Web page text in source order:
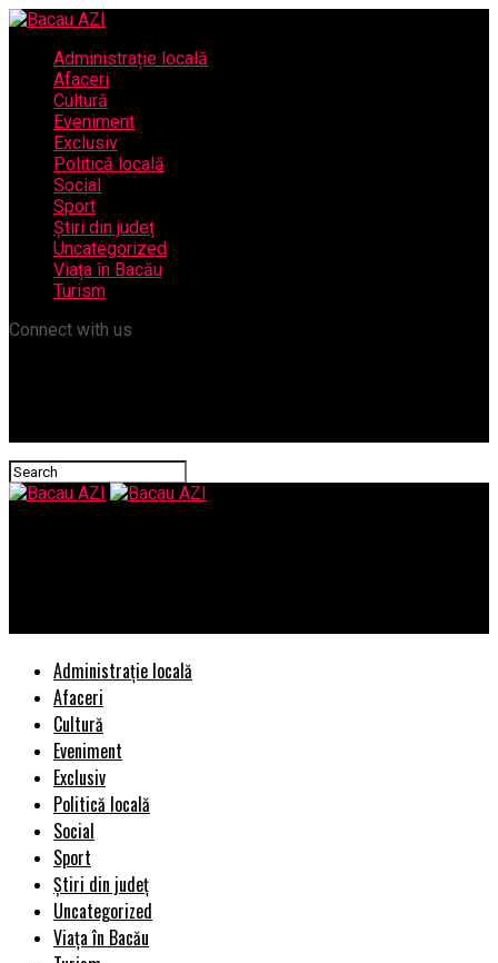
Administrație locală
Afaceri
Cultură
Eveniment
Exclusiv
Politică locală
Social
Sport
Știri din județ
Uncategorized
Viața în Bacău
Turism
Connect with us
Administrație locală
Afaceri
Cultură
Eveniment
Exclusiv
Politică locală
Social
Sport
Știri din județ
Uncategorized
Viața în Bacău